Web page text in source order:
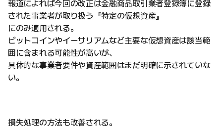
報道によれば今回の改正は金融商品取引業者登録簿に登録
された事業者が取り扱う『特定の仮想資産』
にのみ適用される。
ビットコインやイーサリアムなど主要な仮想資産は該当範
囲に含まれる可能性が高いが、
具体的な事業者要件や資産範囲はまだ明確に示されていな
い。
損失処理の方法も改善される。